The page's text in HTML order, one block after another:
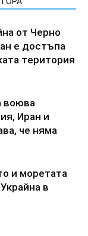
oт Чepнo
e дocтъпa
тepитopия
вoювa
Иpaн и
чe нямa
и мopeтaтa
в